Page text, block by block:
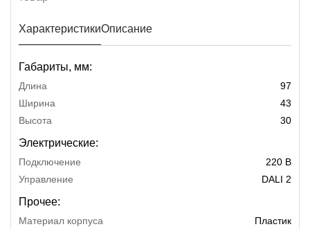
ХарактеристикиОписание
Габариты, мм:
Длина
97
Ширина
43
Высота
30
Электрические:
Подключение
220 В
Управление
DALI 2
Прочее:
Материал корпуса
Пластик